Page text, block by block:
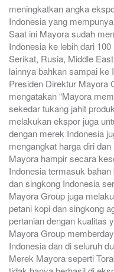
meningkatkan angka
Indonesia yang
Saat ini Mayora sudah
Indonesia ke lebih dari
Serikat, Rusia, Middle
lainnya bahkan sampai ke
Presiden Direktur Mayora
mengatakan “Mayora
sekedar tukang jahit
melakukan ekspor juga
dengan merek Indonesia
mengangkat harga diri
Mayora hampir secara
Indonesia termasuk
dan singkong Indonesia
Mayora Group juga
petani kopi dan singkong
pertanian dengan kualitas
Mayora Group
Indonesia dan di seluruh
Merek Mayora seperti